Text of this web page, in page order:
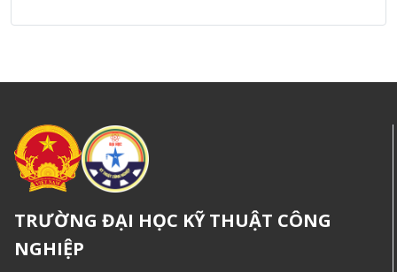
TRƯỜNG ĐẠI HỌC KỸ THUẬT CÔNG
NGHIỆP